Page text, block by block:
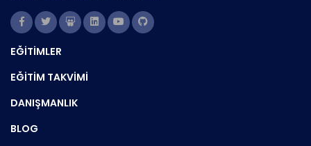
EĞİTİMLER
EĞİTİM TAKVİMİ
DANIŞMANLIK
BLOG